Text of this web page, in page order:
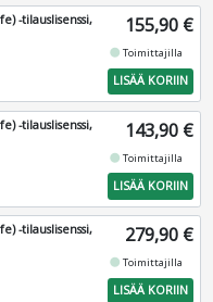
-tilauslisenssi,
155,90 €
fiber_manual_recordToimittajilla
LISÄÄ KORIIN
-tilauslisenssi,
143,90 €
fiber_manual_recordToimittajilla
LISÄÄ KORIIN
-tilauslisenssi,
279,90 €
fiber_manual_recordToimittajilla
LISÄÄ KORIIN